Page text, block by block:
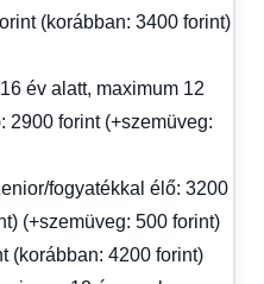
(korábban: 3400 forint)
év alatt, maximum 12
2900 forint (+szemüveg:
fogyatékkal élő: 3200
(+szemüveg: 500 forint)
(korábban: 4200 forint)